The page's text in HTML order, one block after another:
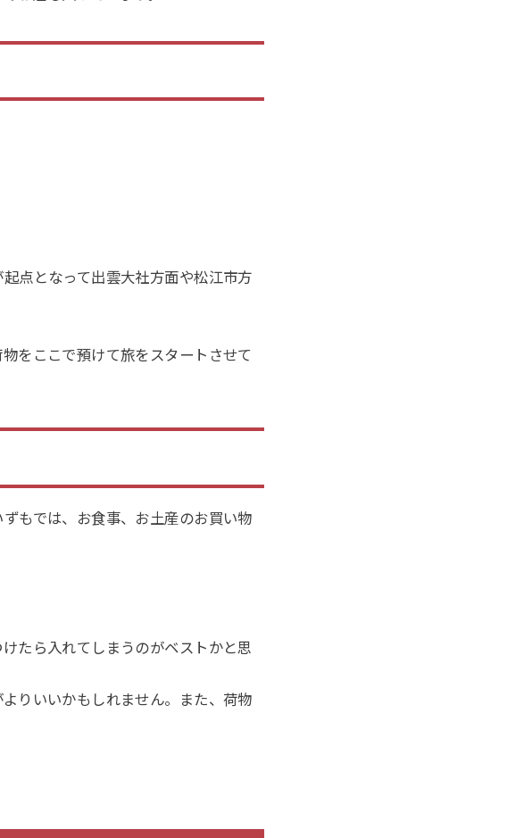
点となって出雲大社方面や松江市方
をここで預けて旅をスタートさせて
もでは、お食事、お土産のお買い物
たら入れてしまうのがベストかと思
りいいかもしれません。また、荷物